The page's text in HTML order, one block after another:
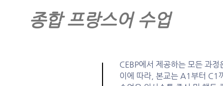
종합 프랑스어 수업
CEBP에서 제공하는 모든 과
이에 따라, 본교는 A1부터 C1